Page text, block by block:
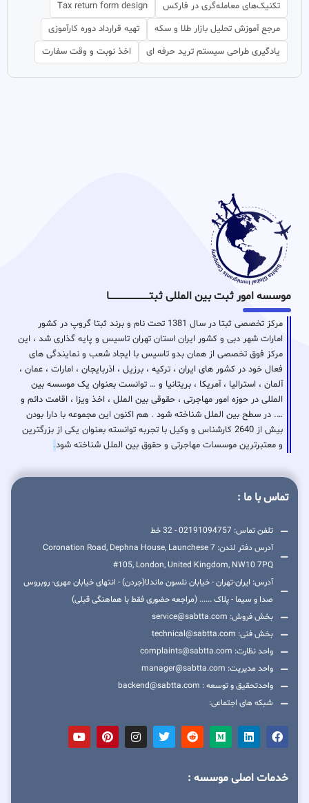
تکنیک‌های معامله‌گری در فارکس
Tax return form design
مرجع آموزش تحلیل بازار طلا و سکه
تهیه قرارداد دوره کارآموزی
یادگیری طراحی سیستم ترید حرفه ای
اخذ نوبت و وقت سفارت
موسسه امور ثبت بین المللی ثبتـــــــــــــــــــــــــــــا
مرکز تخصصی ثبتا در سال 1381 تحت نام و برند ثبتا گروپ در کشور
امارات شهر دبی و کشور ایران استان تهران تاسیس و پایه گذاری شد ، این
مرکز فوق تخصصی از همان بدو تاسیس با ایجاد شعب و نمایندگی های
فعال خود در کشور های ایران ، ترکیه ، برزیل ، اذربایجان ، امارات ، عمان ،
آلمان ، استرالیا ، آمریکا ، بریتانیا و … توانست بعنوان یک موسسه بین
المللی در حوزه امور مهاجرتی ، حقوقی بین الملل ، اخذ ویزا ، اقامت دائم و
…. در سطح بین الملل شناخته شود . هم اکنون این مجموعه با دارا بودن
بیش از 2640 کارشناس و وکیل با تجربه توانسته بعنوان یکی از بزرگترین
و معتبرترین موسسات مهاجرتی و حقوق بین الملل شناخته شود.
تماس با ما :
تلفن تماس: 02191094757 - 32 خط
آدرس دفتر لندن: 7 Coronation Road, Dephna House, Launchese
#105, London, United Kingdom, NW10 7PQ
آدرس: ایران-تهران - خیابان نلسون ماندلا(جردن) - انتهای خیابان مهری- روبروس
صدا و سیما - پلاک ...... (مراجعه حضوری فقط با هماهنگی قبلی)
بخش فروش: service@sabtta.com
بخش فنی: technical@sabtta.com
واحد نظارت: complaints@sabtta.com
واحد مدیریت: manager@sabtta.com
واحدتحقیق و توسعه : backend@sabtta.com
شبکه های اجتماعی:
خدمات اصلی موسسه :